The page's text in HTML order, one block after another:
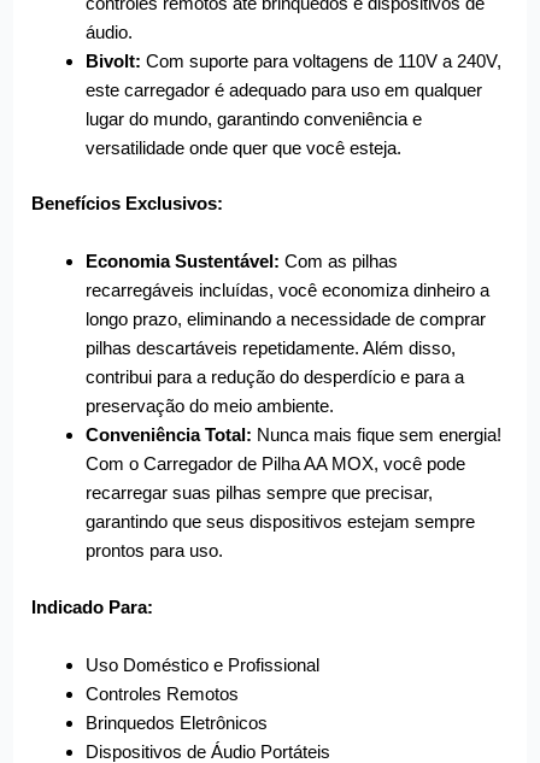
áudio.
Bivolt: Com suporte para voltagens de 110V a 240V,
este carregador é adequado para uso em qualquer
lugar do mundo, garantindo conveniência e
versatilidade onde quer que você esteja.
Benefícios Exclusivos:
Economia Sustentável: Com as pilhas
recarregáveis incluídas, você economiza dinheiro a
longo prazo, eliminando a necessidade de comprar
pilhas descartáveis repetidamente. Além disso,
contribui para a redução do desperdício e para a
preservação do meio ambiente.
Conveniência Total: Nunca mais fique sem energia!
Com o Carregador de Pilha AA MOX, você pode
recarregar suas pilhas sempre que precisar,
garantindo que seus dispositivos estejam sempre
prontos para uso.
Indicado Para:
Uso Doméstico e Profissional
Controles Remotos
Brinquedos Eletrônicos
Dispositivos de Áudio Portáteis